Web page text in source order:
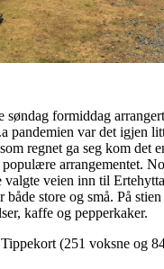
søndag formiddag
pandemien var det igjen
regnet ga seg kom det
arrangementet.
veien inn til
både store og små. På
kaffe og pepperkaker.
(251 voksne og